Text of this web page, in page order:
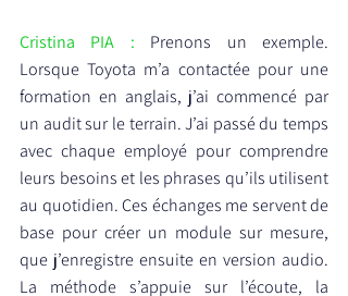
Cristina PIA : Prenons un exemple.
Lorsque Toyota m’a contactée pour une
formation en anglais, j’ai commencé par
un audit sur le terrain. J’ai passé du temps
avec chaque employé pour comprendre
leurs besoins et les phrases qu’ils utilisent
au quotidien. Ces échanges me servent de
base pour créer un module sur mesure,
que j’enregistre ensuite en version audio.
La méthode s’appuie sur l’écoute, la